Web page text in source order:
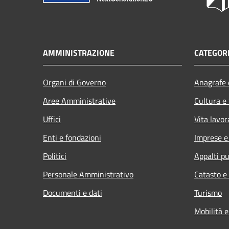
AMMINISTRAZIONE
Organi di Governo
Aree Amministrative
Uffici
Enti e fondazioni
Politici
Personale Amministrativo
Documenti e dati
Cultura
Vita
Imprese
Appalti
Catasto
Turismo
Mobilità